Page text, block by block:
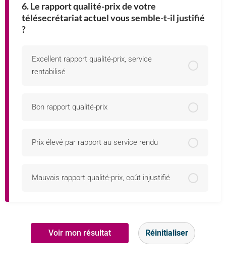
6. Le rapport qualité-prix de votre
télésecrétariat actuel vous semble-t-il justifié
?
Excellent rapport qualité-prix, service
rentabilisé
Bon rapport qualité-prix
Prix élevé par rapport au service rendu
Mauvais rapport qualité-prix, coût injustifié
Voir mon résultat Réinitialiser